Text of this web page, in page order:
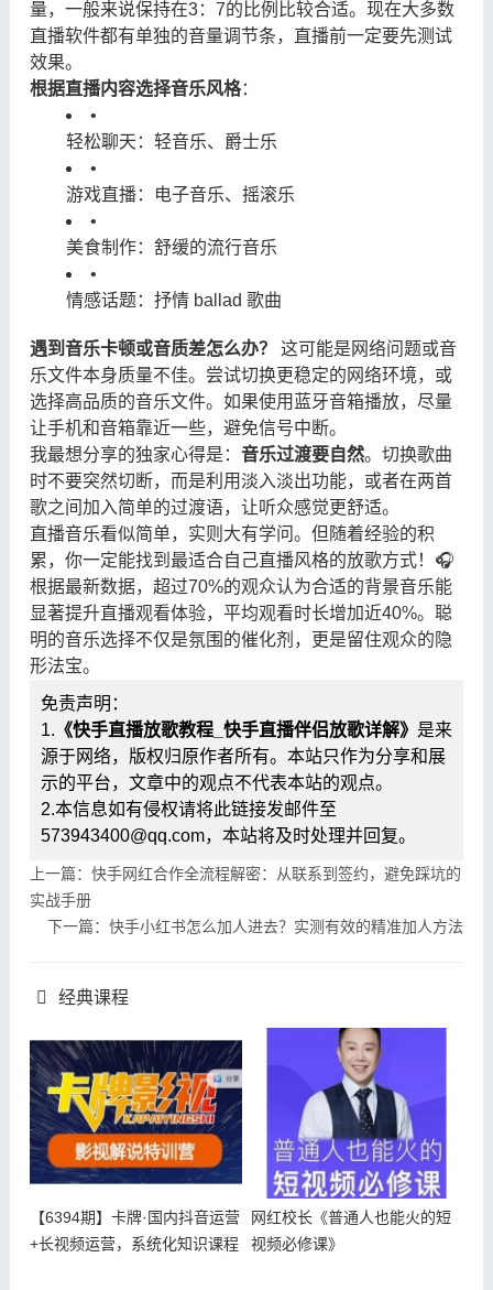
量，一般来说保持在3：7的比例比较合适。现在大多数
直播软件都有单独的音量调节条，直播前一定要先测试
效果。
根据直播内容选择音乐风格：
•
轻松聊天：轻音乐、爵士乐
•
游戏直播：电子音乐、摇滚乐
•
美食制作：舒缓的流行音乐
•
情感话题：抒情 ballad 歌曲
遇到音乐卡顿或音质差怎么办？
​ 这可能是网络问题或音
乐文件本身质量不佳。尝试切换更稳定的网络环境，或
选择高品质的音乐文件。如果使用蓝牙音箱播放，尽量
让手机和音箱靠近一些，避免信号中断。
我最想分享的独家心得是： 音乐过渡要自然。切换歌曲
时不要突然切断，而是利用淡入淡出功能，或者在两首
歌之间加入简单的过渡语，让听众感觉更舒适。
直播音乐看似简单，实则大有学问。但随着经验的积
累，你一定能找到最适合自己直播风格的放歌方式！🎧
根据最新数据，超过70%的观众认为合适的背景音乐能
显著提升直播观看体验，平均观看时长增加近40%。聪
明的音乐选择不仅是氛围的催化剂，更是留住观众的隐
形法宝。
免责声明：
1. 《快手直播放歌教程_快手直播伴侣放歌详解》 是来
源于网络，版权归原作者所有。本站只作为分享和展
示的平台，文章中的观点不代表本站的观点。
2.本信息如有侵权请将此链接发邮件至
573943400@qq.com，本站将及时处理并回复。
上一篇：快手网红合作全流程解密：从联系到签约，避免踩坑的
实战手册
下一篇：快手小红书怎么加人进去？实测有效的精准加人方法
经典课程
【6394期】卡牌·国内抖音运营
+长视频运营，系统化知识课程
网红校长《普通人也能火的短
视频必修课》